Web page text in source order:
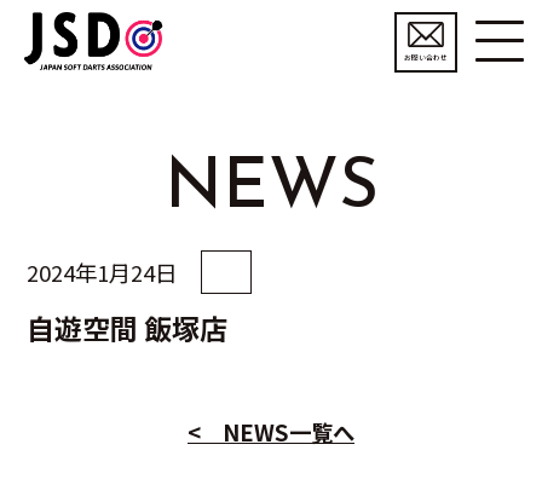
お問い合わせ
NEWS
2024年1月24日
自遊空間 飯塚店
< NEWS一覧へ